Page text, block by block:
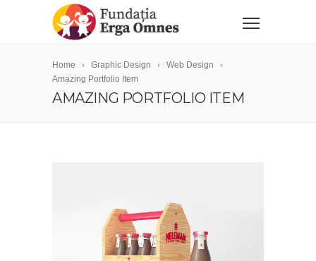
Home Graphic Design
Web Design
Amazing Portfolio Item
AMAZING PORTFOLIO ITEM